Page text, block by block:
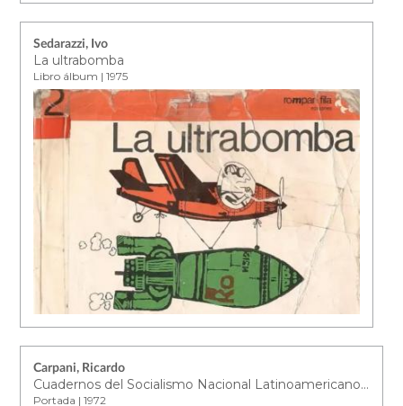
Sedarazzi, Ivo
La ultrabomba
Libro álbum | 1975
Carpani, Ricardo
Cuadernos del Socialismo Nacional Latinoamericano Revolucionario. Nº1
Portada | 1972